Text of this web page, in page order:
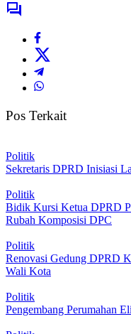
Pos Terkait
Politik
Sekretaris DPRD Inisiasi
Politik
Bidik Kursi Ketua DPRD
Rubah Komposisi DPC
Politik
Renovasi Gedung DPRD
Wali Kota
Politik
Pengembang Perumahan